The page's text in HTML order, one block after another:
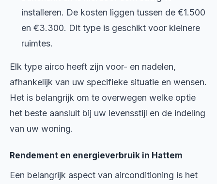
installeren. De kosten liggen tussen de €1.500
en €3.300. Dit type is geschikt voor kleinere
ruimtes.
Elk type airco heeft zijn voor- en nadelen,
afhankelijk van uw specifieke situatie en wensen.
Het is belangrijk om te overwegen welke optie
het beste aansluit bij uw levensstijl en de indeling
van uw woning.
Rendement en energieverbruik in Hattem
Een belangrijk aspect van airconditioning is het